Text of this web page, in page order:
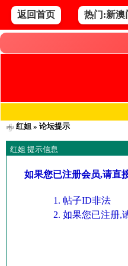
返回首页 热门:新澳
红姐» 论坛提示
红姐 提示信息
如果您已注册会员,请直
帖子ID非法
如果您已注册,